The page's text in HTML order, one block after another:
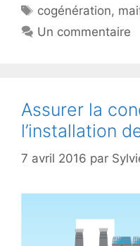
Étiquettes
cogénération,
Un commentaire
Assurer la
l’installation
7 avril 2016 par